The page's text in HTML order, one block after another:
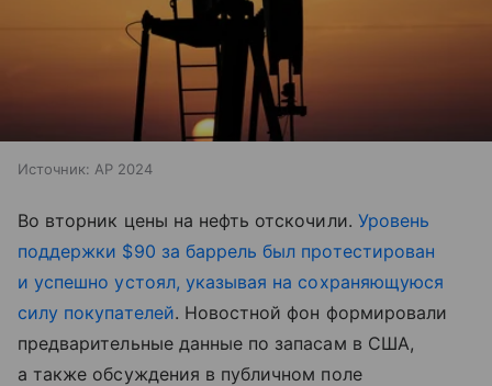
Источник: AP 2024
Во вторник цены на нефть отскочили. Уровень
поддержки $90 за баррель был протестирован
и успешно устоял, указывая на сохраняющуюся
силу покупателей. Новостной фон формировали
предварительные данные по запасам в США,
а также обсуждения в публичном поле